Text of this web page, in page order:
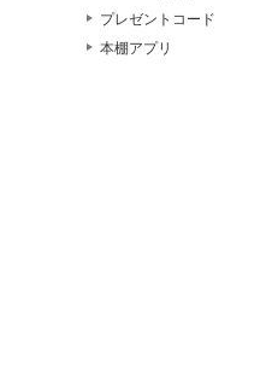
プレゼントコード
本棚アプリ